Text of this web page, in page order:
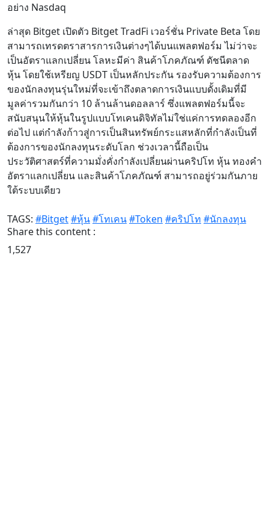
อย่าง Nasdaq
ล่าสุด Bitget เปิดตัว Bitget TradFi เวอร์ชั่น Private Beta โดย
สามารถเทรดตราสารการเงินต่างๆได้บนแพลตฟอร์ม ไม่ว่าจะ
เป็นอัตราแลกเปลี่ยน โลหะมีค่า สินค้าโภคภัณฑ์ ดัชนีตลาด
หุ้น โดยใช้เหรียญ USDT เป็นหลักประกัน รองรับความต้องการ
ของนักลงทุนรุ่นใหม่ที่จะเข้าถึงตลาดการเงินแบบดั้งเดิมที่มี
มูลค่ารวมกันกว่า 10 ล้านล้านดอลลาร์ ซึ่งแพลตฟอร์มนี้จะ
สนับสนุนให้หุ้นในรูปแบบโทเคนดิจิทัลไม่ใช่แค่การทดลองอีก
ต่อไป แต่กำลังก้าวสู่การเป็นสินทรัพย์กระแสหลักที่กำลังเป็นที่
ต้องการของนักลงทุนระดับโลก ช่วงเวลานี้ถือเป็น
ประวัติศาสตร์ที่ความมั่งคั่งกำลังเปลี่ยนผ่านคริปโท หุ้น ทองคำ
อัตราแลกเปลี่ยน และสินค้าโภคภัณฑ์ สามารถอยู่ร่วมกันภาย
ใต้ระบบเดียว
TAGS: #Bitget#หุ้น#โทเคน#Token #คริปโท #นักลงทุน
Share this content :
1,527